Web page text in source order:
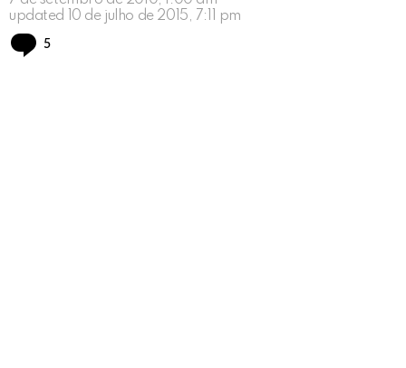
updated
10 de julho de 2015, 7:11 pm
5